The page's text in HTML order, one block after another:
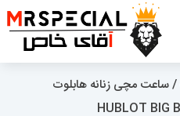
/ ساعت مچی زنانه هابلوت